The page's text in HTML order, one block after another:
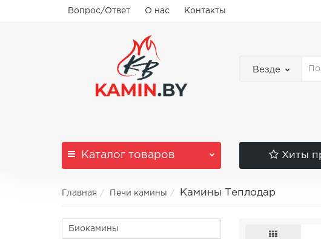
Вопрос/Ответ О нас Контакты
Везде
Каталог товаров Хиты
Главная Печи камины Камины Теплодар
Биокамины